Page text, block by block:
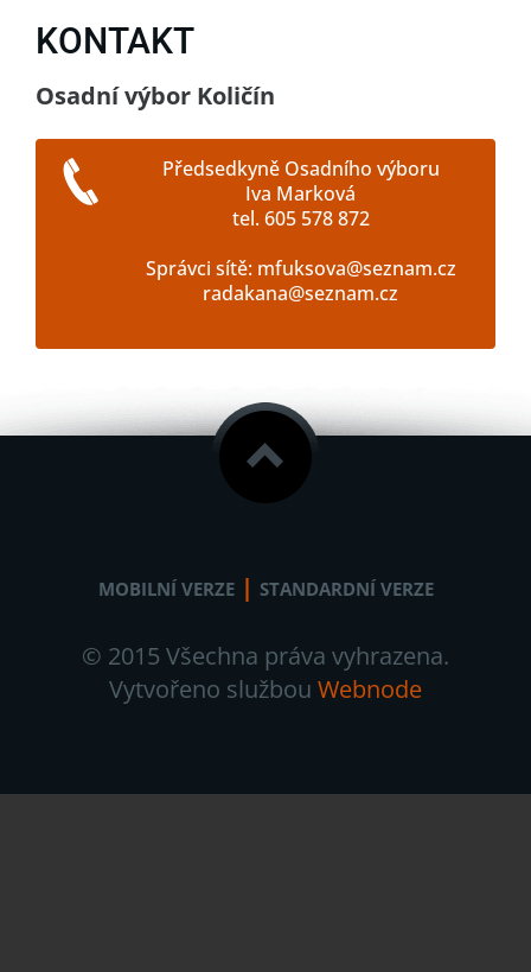
KONTAKT
Osadní výbor Količín
Předsedkyně Osadního výboru
Iva Marková
tel. 605 578 872
Správci sítě: mfuksova@seznam.cz
radakana@seznam.cz
MOBILNÍ VERZE | STANDARDNÍ VERZE
© 2015 Všechna práva vyhrazena.
Vytvořeno službou Webnode